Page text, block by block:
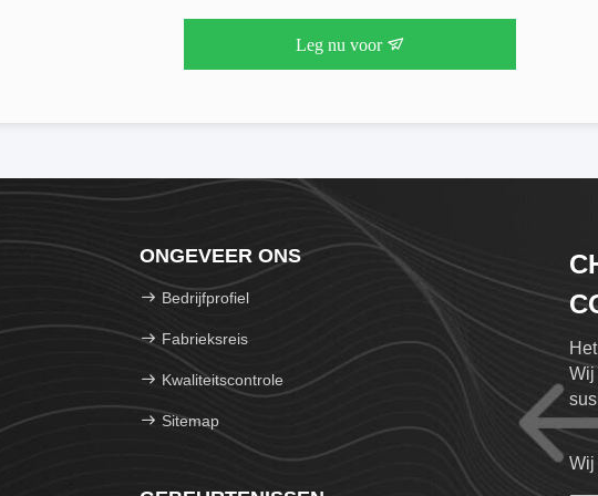
Leg nu voor
ONGEVEER ONS
Bedrijfprofiel
Fabrieksreis
Kwaliteitscontrole
Sitemap
Wij
Wij